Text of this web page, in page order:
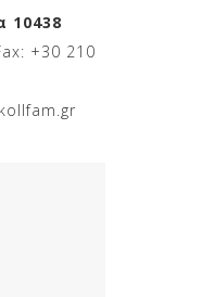
10438
+30 210